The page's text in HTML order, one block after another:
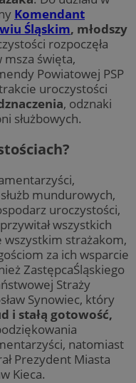
Komendant
Śląskim, młodszy
rozpoczęła
święta,
Powiatowej PSP
uroczystości
, odznaki
służbowych.
mundurowych,
uroczystości,
wszystkich
wszystkim strażakom,
za ich wsparcie
ZastępcaŚląskiego
Straży
Synowiec, który
i stałą gotowość,
natomiast
Prezydent Miasta
Kieca.